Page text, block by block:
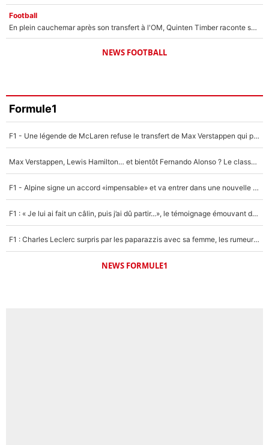
Football
En plein cauchemar après son transfert à l'OM, Quinten Timber raconte ses doutes après sa signature à Marseille
NEWS FOOTBALL
Formule1
F1 - Une légende de McLaren refuse le transfert de Max Verstappen qui pourrait «faire des vagues» et plomber l'ambiance dans l'équipe
Max Verstappen, Lewis Hamilton… et bientôt Fernando Alonso ? Le classement des pilotes les mieux payés en Formule 1 risque de changer !
F1 - Alpine signe un accord «impensable» et va entrer dans une nouvelle dimension : Grande nouvelle pour Pierre Gasly !
F1 : « Je lui ai fait un câlin, puis j’ai dû partir...», le témoignage émouvant de Max Verstappen sur sa fille
F1 : Charles Leclerc surpris par les paparazzis avec sa femme, les rumeurs étaient vraies !
NEWS FORMULE1